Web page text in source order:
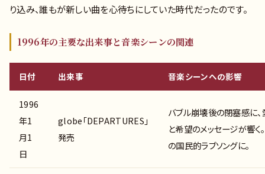
り込み、誰もが新しい曲を心待ちにしていた時代だったのです。
1996年の主要な出来事と音楽シーンの関連
日付 出来事 音楽シーンへの影響
1996
年1
月1
日
globe「DEPARTURES」
発売
バブル崩壊後の閉塞感に、
と希望のメッセージが響く
の国民的ラブソングに。